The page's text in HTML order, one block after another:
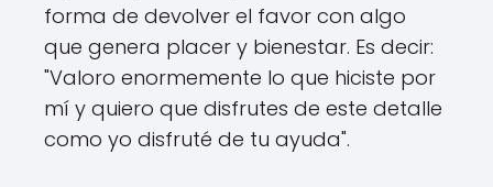
forma de devolver el favor con algo
que genera placer y bienestar. Es decir:
"Valoro enormemente lo que hiciste por
mí y quiero que disfrutes de este detalle
como yo disfruté de tu ayuda".